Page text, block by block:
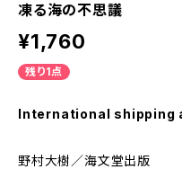
凍る海の不思議
¥1,760
残り1点
International shipping
野村大樹／海文堂出版